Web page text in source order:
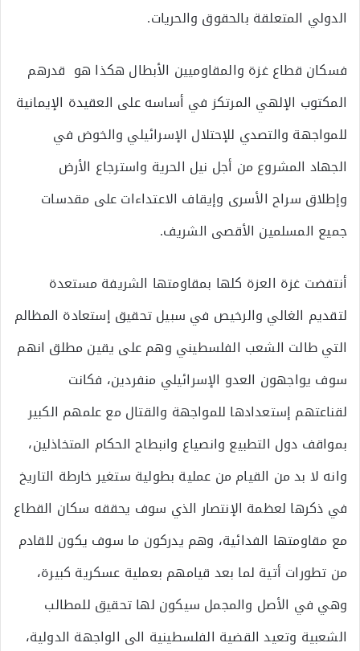
الدولي المتعلقة بالحقوق والحريات.
فسكان قطاع غزة والمقاوميين الأبطال هكذا هو قدرهم
المكتوب الإلهي المرتكز في أساسه على العقيدة الإيمانية
للمواجهة والتصدي للإحتلال الإسرائيلي والخوض في
الجهاد المشروع من أجل نيل الحرية واسترجاع الأرض
وإطلاق سراح الأسرى وإيقاف الاعتداءات على مقدسات
جميع المسلمين الأقصى الشريف.
أنتفضت غزة العزة كلها بمقاومتها الشريفة مستعدة
لتقديم الغالي والرخيص في سبيل تحقيق إستعادة المظالم
التي طالت الشعب الفلسطيني وهم على يقين مطلق انهم
سوف يواجهون العدو الإسرائيلي منفردين، فكانت
لقناعتهم إستعدادها للمواجهة والقتال مع علمهم الكبير
بمواقف دول التطبيع وانصياع وانبطاح الحكام المتخاذلين،
وانه لا بد من القيام من عملية بطولية ستغير خارطة التاريخ
في ذكرها لعظمة الإنتصار الذي سوف يحققه سكان القطاع
مع مقاومتها الفدائية، وهم يدركون ما سوف يكون للقادم
من تطورات أتية لما بعد قيامهم بعملية عسكرية كبيرة،
وهي في الأصل والمجمل سيكون لها تحقيق للمطالب
الشعبية وتعيد القضية الفلسطينية الى الواجهة الدولية،